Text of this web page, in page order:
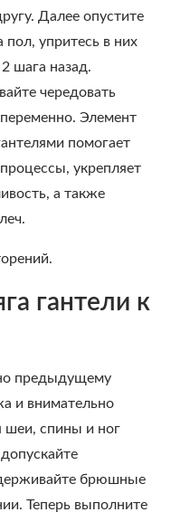
Далее опустите
пол, упритесь в них
шага назад.
чередовать
Элемент
помогает
укрепляет
а также
гантели к
предыдущему
и внимательно
шеи, спины и ног
брюшные
Теперь выполните